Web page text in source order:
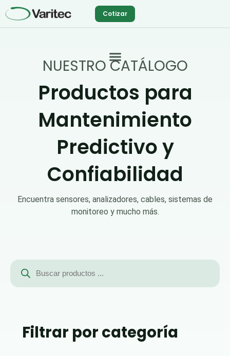
al
Cotizar
NUESTRO CATÁLOGO
Productos para
Mantenimiento
Predictivo y
Confiabilidad
Encuentra sensores, analizadores, cables, sistemas de
monitoreo y mucho más.
Búsqueda
productos
Filtrar por categoría